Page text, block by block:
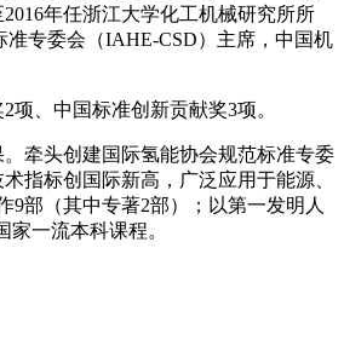
年任浙江大学化工机械研究所所
准专委会（IAHE-CSD）主席，中国机
、中国标准创新贡献奖3项。
牵头创建国际氢能协会规范标准专委
指标创国际新高，广泛应用于能源、
部（其中专著2部）；以第一发明人
一流本科课程。